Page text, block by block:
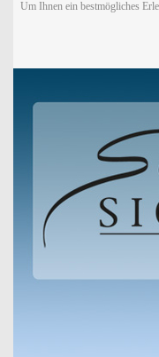
Um Ihnen ein bestmögliches